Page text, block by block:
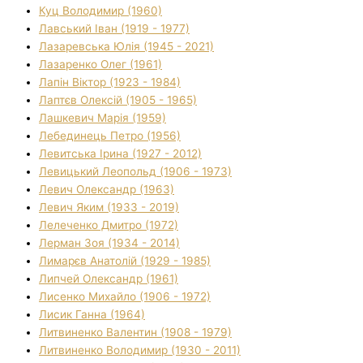
Куц Володимир (1960)
Лавський Іван (1919 - 1977)
Лазаревська Юлія (1945 - 2021)
Лазаренко Олег (1961)
Лапін Віктор (1923 - 1984)
Лаптєв Олексій (1905 - 1965)
Лашкевич Марія (1959)
Лебединець Петро (1956)
Левитська Ірина (1927 - 2012)
Левицький Леопольд (1906 - 1973)
Левич Олександр (1963)
Левич Яким (1933 - 2019)
Лелеченко Дмитро (1972)
Лерман Зоя (1934 - 2014)
Лимарєв Анатолій (1929 - 1985)
Липчей Олександр (1961)
Лисенко Михайло (1906 - 1972)
Лисик Ганна (1964)
Литвиненко Валентин (1908 - 1979)
Литвиненко Володимир (1930 - 2011)